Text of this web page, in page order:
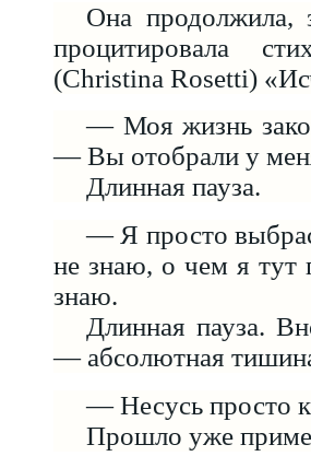
Она продолжила,
процитировала
(Christina Rosetti)
— Моя жизнь
— Вы отобрали у
Длинная пауза.
— Я просто
не знаю, о чем я
знаю.
Длинная пауза.
— абсолютная
— Несусь просто
Прошло уже